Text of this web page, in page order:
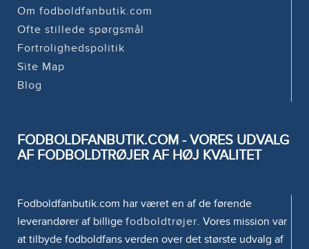
Om fodboldfanbutik.com
Ofte stillede spørgsmål
Fortrolighedspolitik
Site Map
Blog
FODBOLDFANBUTIK.COM - VORES UDVALG
AF FODBOLDTRØJER AF HØJ KVALITET
Fodboldfanbutik.com har været en af de førende
leverandører af billige fodboldtrøjer. Vores mission var
at tilbyde fodboldfans verden over det største udvalg af